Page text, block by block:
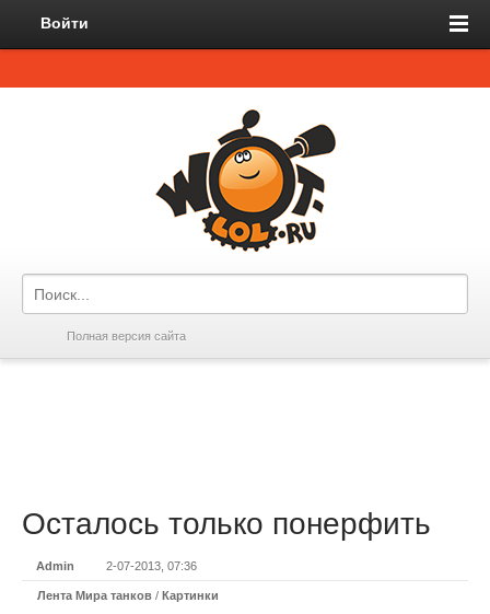
Войти
Полная версия сайта
Осталось только понерфить
Admin 2-07-2013, 07:36
Лента Мира танков / Картинки